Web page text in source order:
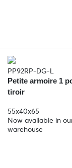
PP92RP-DG-L
Petite armoire 1
tiroir
55x40x65
Now available in
warehouse